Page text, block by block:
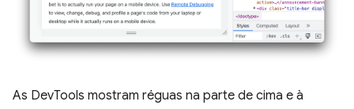
As DevTools mostram réguas na parte de cima e à